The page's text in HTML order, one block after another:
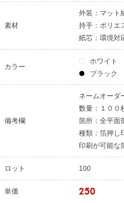
素材
外装：マット
持手：ポリエ
紙芯：環境対
カラー
ホワイト
ブラック
備考欄
ネームオーダ
数量：１００
箇所：全平面
種類：箔押し
印刷が可能な
ロット 100
単価 250